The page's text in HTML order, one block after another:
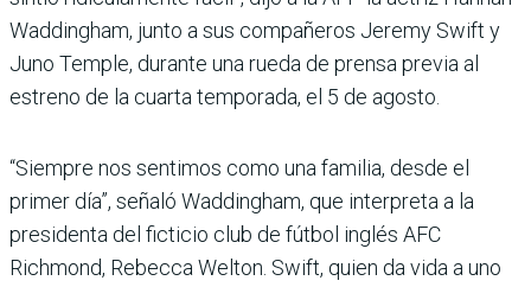
Waddingham, junto a sus compañeros Jeremy Swift y
Juno Temple, durante una rueda de prensa previa al
estreno de la cuarta temporada, el 5 de agosto.
“Siempre nos sentimos como una familia, desde el
primer día”, señaló Waddingham, que interpreta a la
presidenta del ficticio club de fútbol inglés AFC
Richmond, Rebecca Welton. Swift, quien da vida a uno